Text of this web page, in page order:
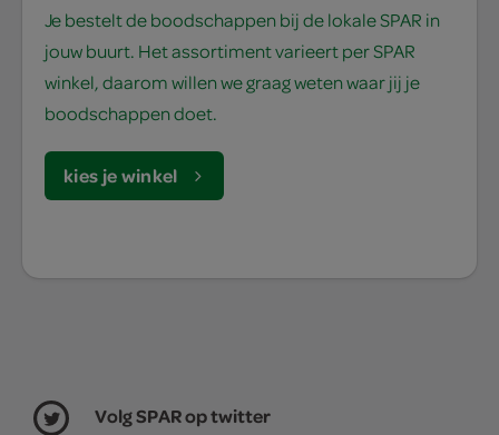
Je bestelt de boodschappen bij de lokale SPAR in
jouw buurt. Het assortiment varieert per SPAR
winkel, daarom willen we graag weten waar jij je
boodschappen doet.
kies je winkel
Volg SPAR op twitter